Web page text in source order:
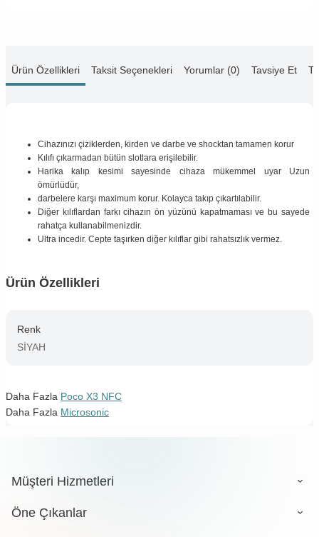
Ürün Özellikleri Taksit Seçenekleri Yorumlar (0) Tavsiye Et
Cihazınızı çiziklerden, kirden ve darbe ve shocktan tamamen korur
Kılıfı çıkarmadan bütün slotlara erişilebilir.
Harika kalıp kesimi sayesinde cihaza mükemmel uyar Uzun
ömürlüdür,
darbelere karşı maximum korur. Kolayca takıp çıkartılabilir.
Diğer kılıflardan farkı cihazın ön yüzünü kapatmaması ve bu sayede
rahatça kullanabilmenizdir.
Ultra incedir. Cepte taşırken diğer kılıflar gibi rahatsızlık vermez.
Ürün Özellikleri
Renk
SİYAH
Daha Fazla Poco X3 NFC
Daha Fazla Microsonic
Müşteri Hizmetleri
Öne Çıkanlar